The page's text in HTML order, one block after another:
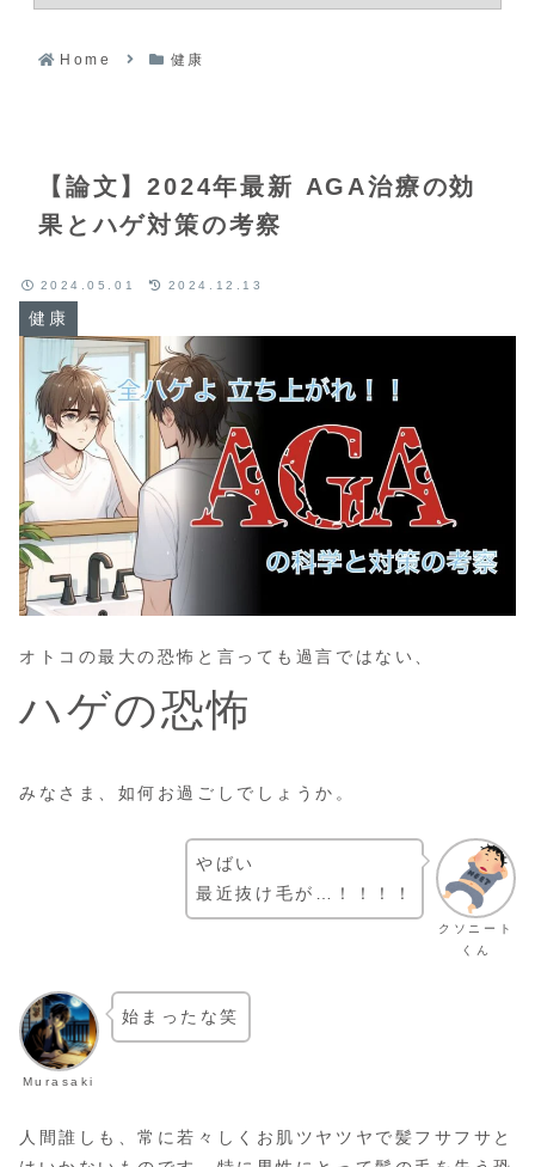
Home 健康
【論文】2024年最新 AGA治療の効
果とハゲ対策の考察
健康
2024.05.01 2024.12.13
オトコの最大の恐怖と言っても過言ではない、
ハゲの恐怖
みなさま、如何お過ごしでしょうか。
クソニート
くん
やばい
最近抜け毛が…！！！！
Murasaki
始まったな笑
人間誰しも、常に若々しくお肌ツヤツヤで髪フサフサと